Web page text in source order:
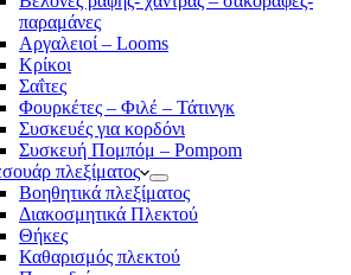
παραμάνες
Αργαλειοί – Looms
Κρίκοι
Σαΐτες
Φουρκέτες – Φιλέ – Τάτινγκ
Συσκευές για κορδόνι
Συσκευή Πομπόμ – Pompom
πλεξίματος
Βοηθητικά πλεξίματος
Διακοσμητικά Πλεκτού
Θήκες
Καθαρισμός πλεκτού